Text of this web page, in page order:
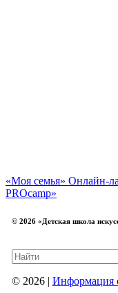
«Моя семья» Онлайн-
PROcamp»
© 2026 «Детская школа
© 2026 | Информация